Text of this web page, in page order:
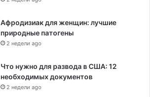
Афродизиак для женщин: лучшие
природные патогены
2 недели ago
Что нужно для развода в США: 12
необходимых документов
2 недели ago